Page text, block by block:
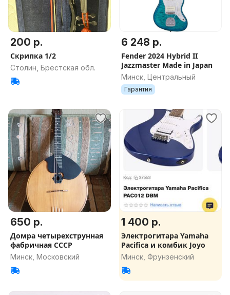
200 р.
Скрипка 1/2
Столин, Брестская обл.
6 248 р.
Fender 2024 Hybrid II
Jazzmaster Made in Japan
Минск, Центральный
Гарантия
650 р.
Домра четырехструнная
фабричная СССР
Минск, Московский
1 400 р.
Электрогитара Yamaha
Pacifica и комбик Joyo
Минск, Фрунзенский